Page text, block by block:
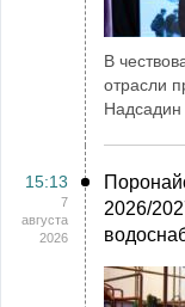
В
отрасли
Надсадин
15:13
7
августа
2026
2026/